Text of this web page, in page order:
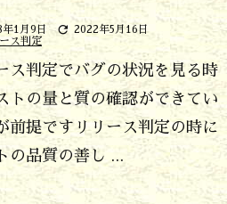
1月9日  2022年5月16日
ス判定
ス判定でバグの状況を見る時
トの量と質の確認ができてい
前提です リリース判定の時に
の品質の善し ...